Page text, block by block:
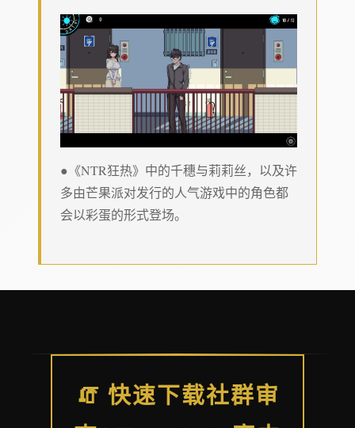
●《NTR狂热》中的千穗与莉莉丝，以及许
多由芒果派对发行的人气游戏中的角色都
会以彩蛋的形式登场。
🧯 快速下载社群审